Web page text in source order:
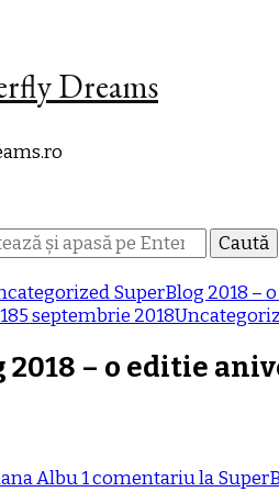
Dreams
SuperBlog 2018 –
5 septembrie 2018
2018 – o editie
Albu1 comentariula